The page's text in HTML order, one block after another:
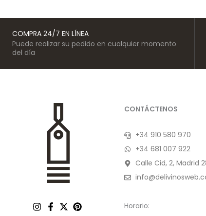
COMPRA 24/7 EN LÍNEA
Puede realizar su pedido en cualquier momento
del día
CONTÁCTENOS
+34 910 580 970
+34 681 007 922
Calle Cid, 2, Madrid
Horario: